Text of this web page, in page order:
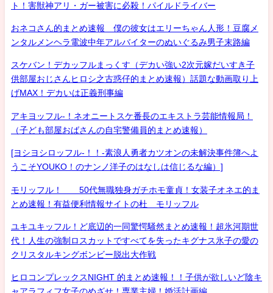
ト！害獣神アリ・ガー被害に必殺！パイルドライバー
おネコさん的まとめ速報 僕の彼女はエリーちゃん人形！豆腐メ
ンタルメンヘラ電波中年アルバイターのぬいぐるみ男子末路編
スケバン！デカッフルまっくす（デカい強い2次元嫁だいすき子
供部屋おじさんヒロシ之古惑仔的まとめ速報）話題な動画取り上
げMAX！デカいは正義刑事編
アキヨッフル-！ネオニートスケ番長のエキストラ芸能情報局！
（子ども部屋おばさんの自宅警備員的まとめ速報）
[ヨシヨシロッフル-！！-素浪人勇者カツオンの未解決事件簿へよ
うこそYOUKO！のナンノ洋子のはなしは信じるな編）]
モリッフル！ 50代無職独身ガチホモ童貞！女装子オネエ的ま
とめ速報！有益便利情報サイトの杜 モリッフル
ユキユキッフル！ど底辺的一同驚愕騒然まとめ速報！超氷河期世
代！人生の強制ロスカットですべてを失ったキグナス氷子の愛の
クリスタルキングボンビー脱出大作戦
ヒロコンプレックスNIGHT 的まとめ速報！！子供が欲しいど陰キ